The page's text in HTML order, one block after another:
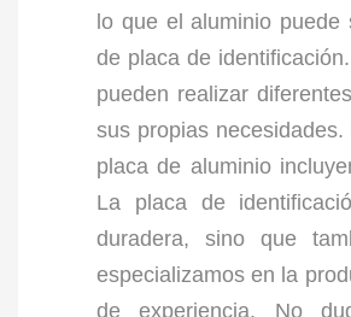
lo que el aluminio puede
de placa de
pueden realizar
sus propias
placa de aluminio
La placa de
duradera, sino que
especializamos en la
de experiencia. No